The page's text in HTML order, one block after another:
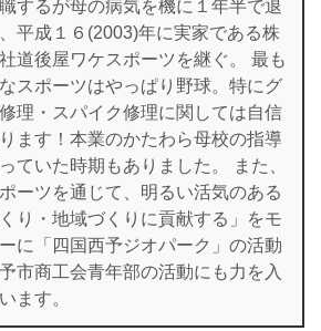
するが母の病気を機に１年半で退
平成１６(2003)年に実家である株
道後屋ワケスポーツを継ぐ。 最も
スポーツはやっぱり野球。特にグ
理・スパイク修理に関しては自信
ます！本業のかたわら母校の指導
ていた時期もありました。 また、
ポーツを通じて、明るい活気のある
り・地域づくりに貢献する」をモ
に「四国西予ジオパーク」の活動
市商工会青年部の活動にも力を入
ます。